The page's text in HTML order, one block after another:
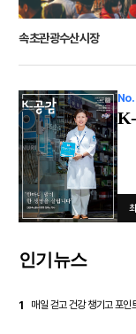
속초관광수산시장
인기뉴스
1 매일 걷고 건강 챙기고 포인